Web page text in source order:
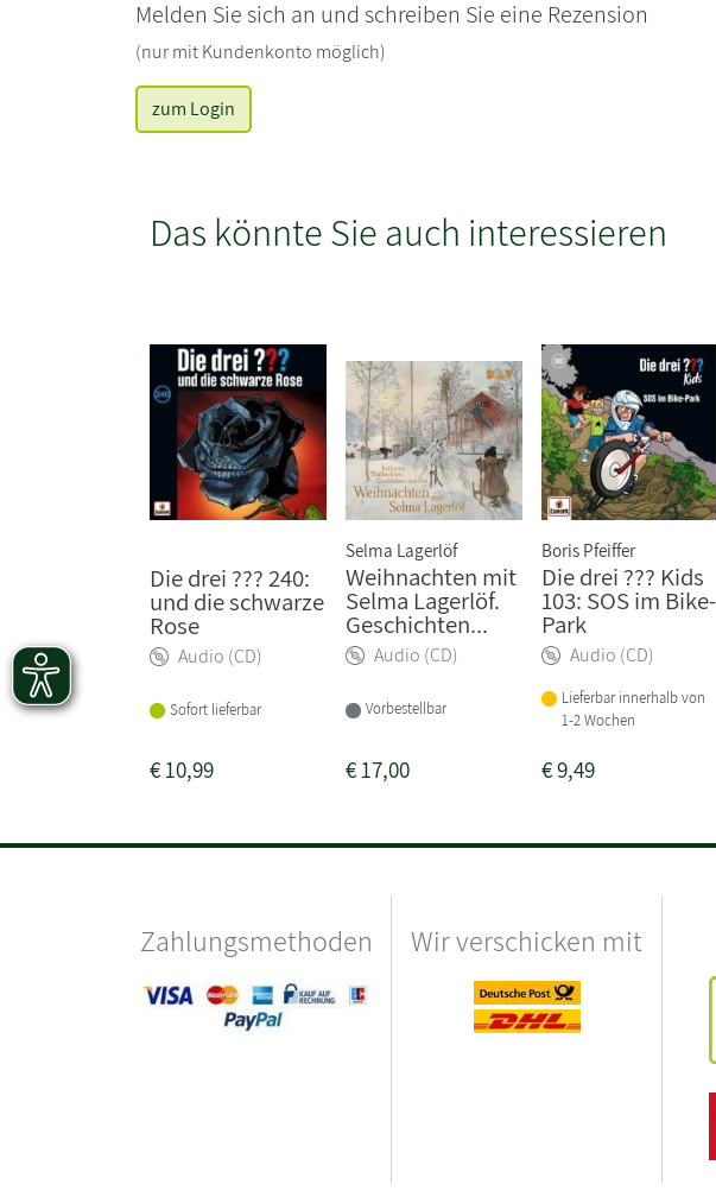
Melden Sie sich an und schreiben Sie eine Rezension
(nur mit Kundenkonto möglich)
zum Login
Das könnte Sie auch interessieren
Die drei ??? 240:
und die schwarze
Rose
Audio (CD)
Sofort lieferbar
€10,99
Selma Lagerlöf
Weihnachten mit
Selma Lagerlöf.
Geschichten...
Audio (CD)
Vorbestellbar
€17,00
Boris Pfeiffer
Die drei ??? Kids
103: SOS im Bike-
Park
Audio (CD)
Lieferbar innerhalb von
1-2 Wochen
€9,49
Zahlungsmethoden Wir verschicken mit